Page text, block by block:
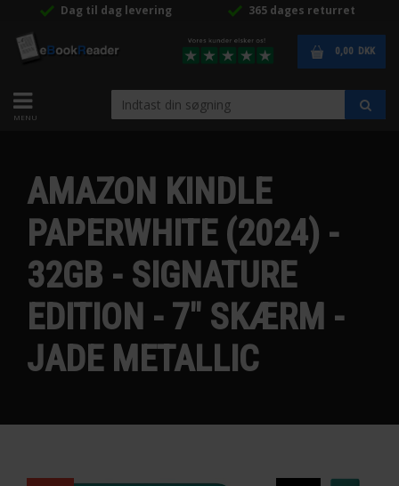
Dag til dag levering 365 dages returret
0,00 DKK
AMAZON KINDLE
PAPERWHITE (2024) -
32GB - SIGNATURE
EDITION - 7" SKÆRM -
JADE METALLIC